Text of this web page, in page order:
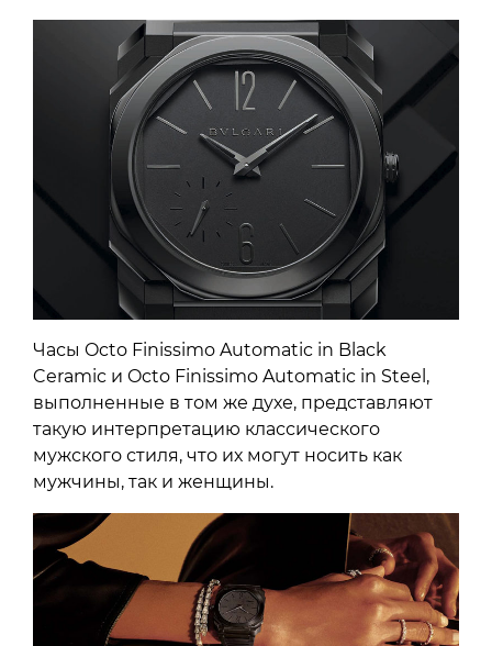
Часы Octo Finissimo Automatic in Black
Ceramic и Octo Finissimo Automatic in Steel,
выполненные в том же духе, представляют
такую интерпретацию классического
мужского стиля, что их могут носить как
мужчины, так и женщины.